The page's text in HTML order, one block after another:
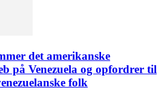
det amerikanske
på Venezuela og opfordrer til
folk